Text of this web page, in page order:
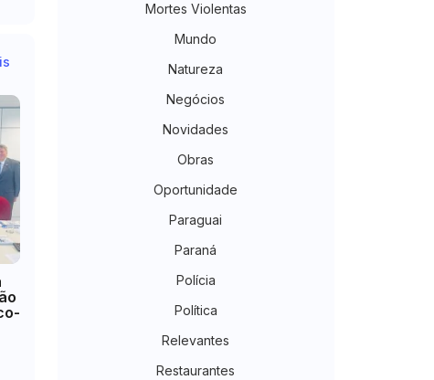
Mortes Violentas
Mundo
Natureza
Negócios
Novidades
Obras
Oportunidade
Paraguai
Paraná
Polícia
Política
Relevantes
Restaurantes